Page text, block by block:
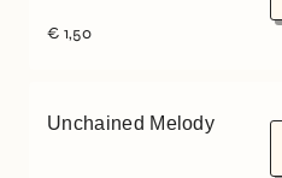
€ 1,50
Unchained Melody